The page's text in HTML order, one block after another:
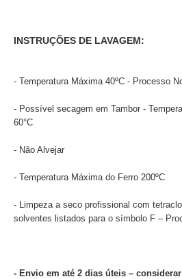
INSTRUÇÕES DE LAVAGEM:
- Temperatura Máxima 40ºC - Processo
- Possível secagem em Tambor -
60°C
- Não Alvejar
- Temperatura Máxima do Ferro 200ºC
- Limpeza a seco profissional com
solventes listados para o símbolo F –
- Envio em até 2 dias úteis –